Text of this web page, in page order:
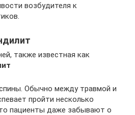
возбудителя к
также известная как
Обычно между травмой и
пройти несколько
пациенты даже забывают о